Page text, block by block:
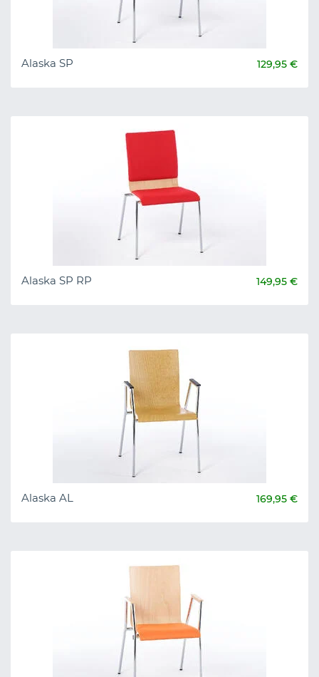
Alaska SP 129,95 €
Alaska SP RP 149,95 €
Alaska AL 169,95 €